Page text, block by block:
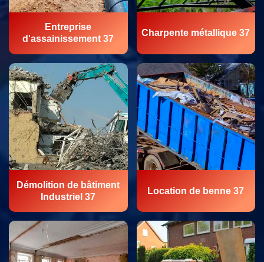
Entreprise
d'assainissement 37
Charpente métallique 37
Démolition de bâtiment
Industriel 37
Location de benne 37